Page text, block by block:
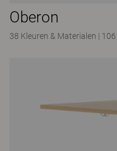
Oberon
38 Kleuren & Materialen |